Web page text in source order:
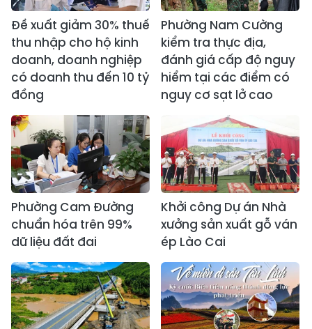
Đề xuất giảm 30% thuế
thu nhập cho hộ kinh
doanh, doanh nghiệp
có doanh thu đến 10 tỷ
đồng
Phường Nam Cường
kiểm tra thực địa,
đánh giá cấp độ nguy
hiểm tại các điểm có
nguy cơ sạt lở cao
Phường Cam Đường
chuẩn hóa trên 99%
dữ liệu đất đai
Khởi công Dự án Nhà
xưởng sản xuất gỗ ván
ép Lào Cai